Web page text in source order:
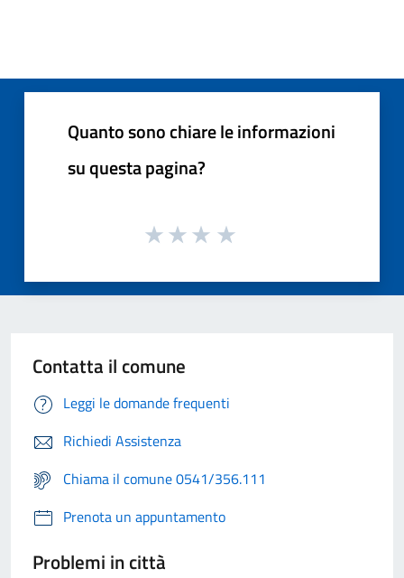
Quanto sono chiare le informazioni
su questa pagina?
Contatta il comune
Leggi le domande frequenti
Richiedi Assistenza
Chiama il comune 0541/356.111
Prenota un appuntamento
Problemi in città